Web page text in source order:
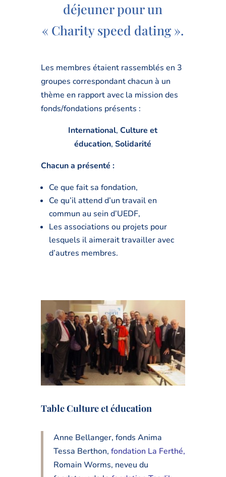
déjeuner pour un
« Charity speed dating ».
Les membres étaient rassemblés en 3
groupes correspondant chacun à un
thème en rapport avec la mission des
fonds/fondations présents :
International, Culture et
éducation,Solidarité
Chacun a présenté :
Ce que fait sa fondation,
Ce qu’il attend d’un travail en
commun au sein d’UEDF,
Les associations ou projets pour
lesquels il aimerait travailler avec
d’autres membres.
Table Culture et éducation
Anne Bellanger, fonds Anima
Tessa Berthon, fondation La Ferthé,
Romain Worms, neveu du